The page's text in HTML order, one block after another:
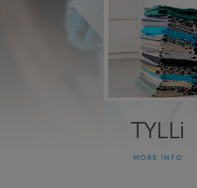
TYLLi
MORE INFO